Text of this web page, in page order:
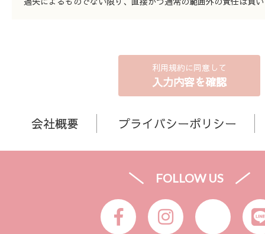
利用規約に同意して
入力内容を確認
会社概要 プライバシーポリシー
FOLLOW US